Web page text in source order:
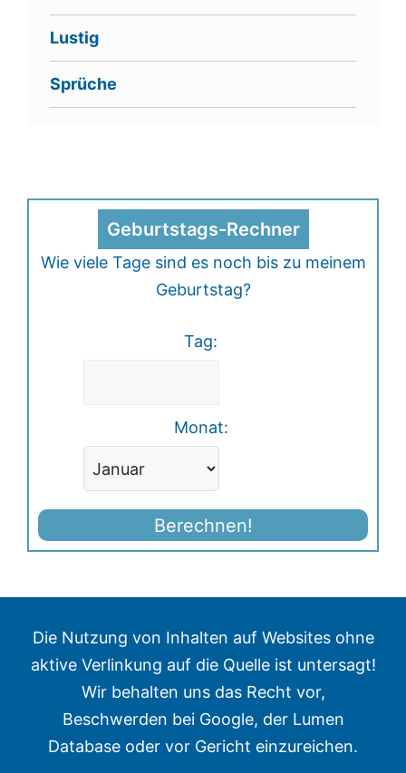
Lustig
Sprüche
Geburtstags-Rechner
Wie viele Tage sind es noch bis zu meinem
Geburtstag?
Tag:
Monat:
Berechnen!
Die Nutzung von Inhalten auf Websites ohne
aktive Verlinkung auf die Quelle ist untersagt!
Wir behalten uns das Recht vor,
Beschwerden bei Google, der Lumen
Database oder vor Gericht einzureichen.